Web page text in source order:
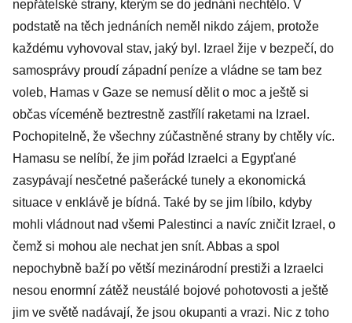
nepřátelské strany, kterým se do jednání nechtělo. V
podstatě na těch jednáních neměl nikdo zájem, protože
každému vyhovoval stav, jaký byl. Izrael žije v bezpečí, do
samosprávy proudí západní peníze a vládne se tam bez
voleb, Hamas v Gaze se nemusí dělit o moc a ještě si
občas víceméně beztrestně zastřílí raketami na Izrael.
Pochopitelně, že všechny zúčastněné strany by chtěly víc.
Hamasu se nelíbí, že jim pořád Izraelci a Egypťané
zasypávají nesčetné pašerácké tunely a ekonomická
situace v enklávě je bídná. Také by se jim líbilo, kdyby
mohli vládnout nad všemi Palestinci a navíc zničit Izrael, o
čemž si mohou ale nechat jen snít. Abbas a spol
nepochybně baží po větší mezinárodní prestiži a Izraelci
nesou enormní zátěž neustálé bojové pohotovosti a ještě
jim ve světě nadávají, že jsou okupanti a vrazi. Nic z toho